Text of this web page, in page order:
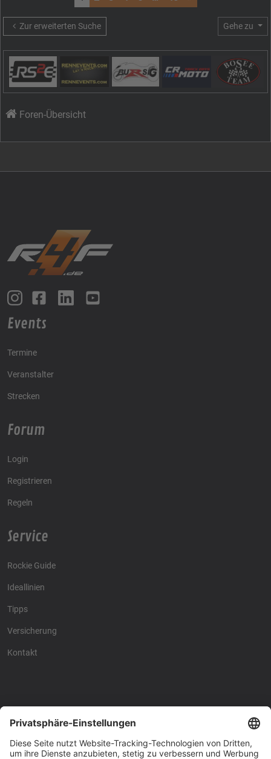
Zur erweiterten Suche Gehe zu
Foren-Übersicht
Events
Termine
Veranstalter
Strecken
Forum
Login
Registrieren
Regeln
Service
Rockie Guide
Ideallinien
Tipps
Versicherung
Kontakt